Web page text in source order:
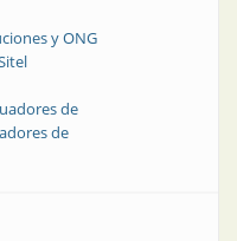
y ONG
de
de
fabrica y comercializa RBC